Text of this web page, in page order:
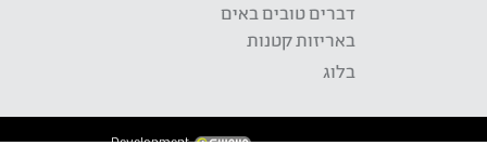
דברים טובים באים
באריזות קטנות
בלוג
Development: